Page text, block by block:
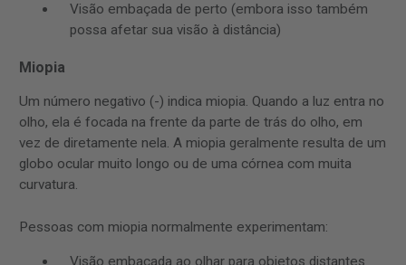
Visão embaçada de perto (embora isso também
possa afetar sua visão à distância)
Miopia
Um número negativo (-) indica miopia. Quando a luz entra no
olho, ela é focada na frente da parte de trás do olho, em
vez de diretamente nela. A miopia geralmente resulta de um
globo ocular muito longo ou de uma córnea com muita
curvatura.
Pessoas com miopia normalmente experimentam:
Visão embaçada ao olhar para objetos distantes